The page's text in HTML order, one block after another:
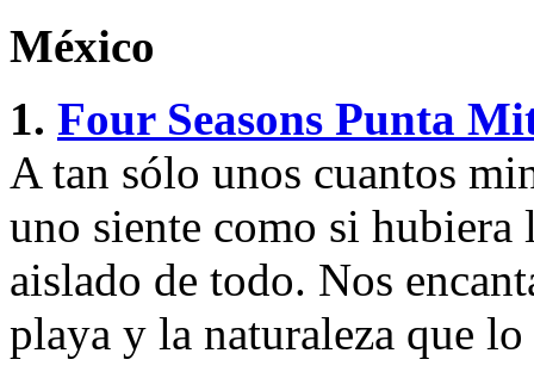
México
1. Four Seasons Punta
A tan sólo unos cuantos
uno siente como si
aislado de todo. Nos
playa y la naturaleza que lo